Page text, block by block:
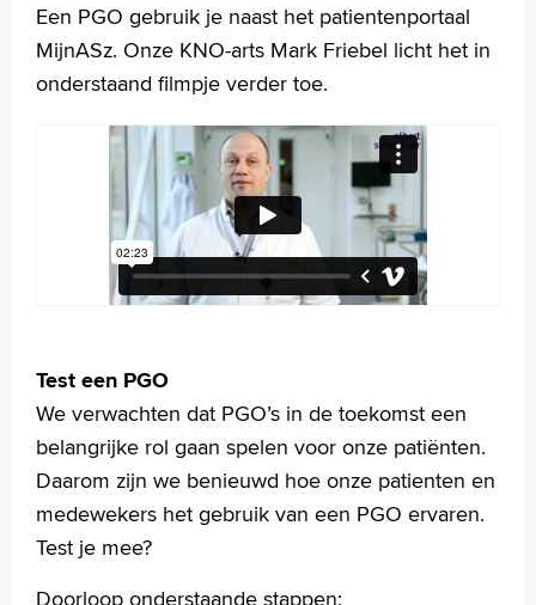
Een PGO gebruik je naast het patientenportaal
MijnASz. Onze KNO-arts Mark Friebel licht het in
onderstaand filmpje verder toe.
Test een PGO
We verwachten dat PGO’s in de toekomst een
belangrijke rol gaan spelen voor onze patiënten.
Daarom zijn we benieuwd hoe onze patienten en
medewekers het gebruik van een PGO ervaren.
Test je mee?
Doorloop onderstaande stappen: